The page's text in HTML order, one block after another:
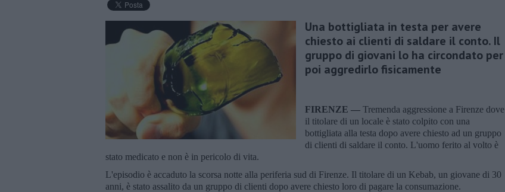
Una bottigliata in testa per avere
chiesto ai clienti di saldare il conto. Il
gruppo di giovani lo ha circondato per
poi aggredirlo fisicamente
FIRENZE — Tremenda aggressione a Firenze dove
il titolare di un locale è stato colpito con una
bottigliata alla testa dopo avere chiesto ad un gruppo
di clienti di saldare il conto. L'uomo ferito al volto è
stato medicato e non è in pericolo di vita.
L'episodio è accaduto la scorsa notte alla periferia sud di Firenze. Il titolare di un Kebab, un giovane di 30
anni, è stato assalito da un gruppo di clienti dopo avere chiesto loro di pagare la consumazione.